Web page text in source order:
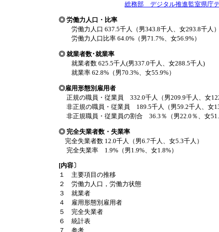
総務部 デジタル推進監室県庁
◎ 労働力人口・比率
労働力人口 637.5千人（男343.8千人、女293.8千人
労働力人口比率 64.0%（男71.7%、女56.9%）
◎ 就業者数･就業率
就業者数 625.5千人(男337.0千人、女288.5千人)
就業率 62.8%（男70.3%、女55.9%）
◎雇用形態別雇用者
正規の職員・従業員 332.0千人（男209.9千人、女
非正規の職員・従業員 189.5千人（男59.2千人、女
非正規職員・従業員の割合 36.3％（男22.0％、女
◎ 完全失業者数・失業率
完全失業者数 12.0千人（男6.7千人、女5.3千人）
完全失業率 1.9%（男1.9%、女1.8%）
[内容〕
１ 主要項目の推移
２ 労働力人口，労働力状態
３ 就業者
４ 雇用形態別雇用者
５ 完全失業者
６ 統計表